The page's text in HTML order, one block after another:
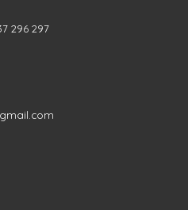
296 297